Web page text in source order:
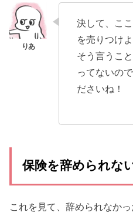
決して、こ
を売りつけよ
そう言うこ
ってないの
ださいね！
保険を辞められな
これを見て、辞められなか